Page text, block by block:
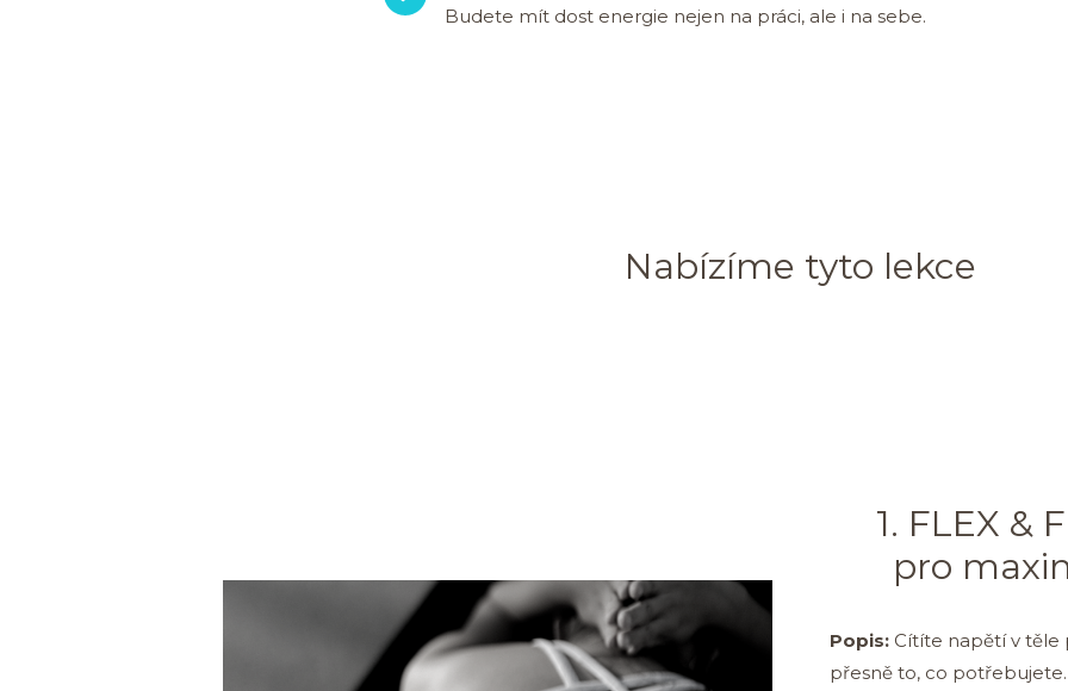
Budete mít dost energie nejen na práci, ale i na sebe.
Nabízíme tyto lekce
1. FLEX &
pro
Popis: Cítíte napětí v těle
přesně to, co